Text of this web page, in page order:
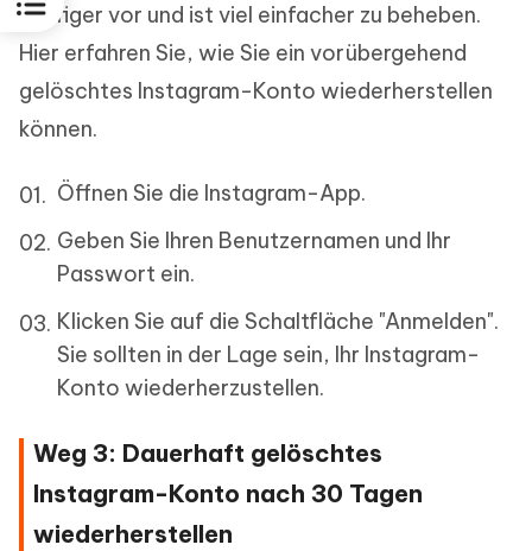
häufiger vor und ist viel einfacher zu beheben.
Hier erfahren Sie, wie Sie ein vorübergehend
gelöschtes Instagram-Konto wiederherstellen
können.
Öffnen Sie die Instagram-App.
Geben Sie Ihren Benutzernamen und Ihr
Passwort ein.
Klicken Sie auf die Schaltfläche "Anmelden".
Sie sollten in der Lage sein, Ihr Instagram-
Konto wiederherzustellen.
Weg 3: Dauerhaft gelöschtes
Instagram-Konto nach 30 Tagen
wiederherstellen